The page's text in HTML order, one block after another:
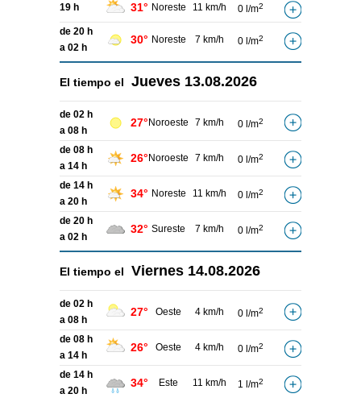
19 h 31° Noreste 11 km/h 0 l/m2
de 20 h
a 02 h
30° Noreste 7 km/h 0 l/m2
El tiempo el Jueves 13.08.2026
de 02 h
a 08 h
27° Noroeste 7 km/h 0 l/m2
de 08 h
a 14 h
26° Noroeste 7 km/h 0 l/m2
de 14 h
a 20 h
34° Noreste 11 km/h 0 l/m2
de 20 h
a 02 h
32° Sureste 7 km/h 0 l/m2
El tiempo el Viernes 14.08.2026
de 02 h
a 08 h
27° Oeste 4 km/h 0 l/m2
de 08 h
a 14 h
26° Oeste 4 km/h 0 l/m2
de 14 h
a 20 h
34° Este 11 km/h 1 l/m2